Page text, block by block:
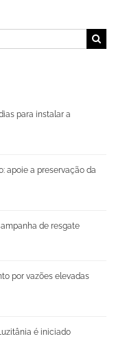
para instalar a
apoie a preservação da
de resgate
por vazões elevadas
é iniciado